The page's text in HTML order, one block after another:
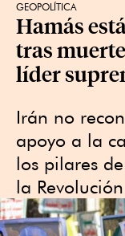
GEOPOLÍTICA
Hamás
tras
líder
Irán no
apoyo a la
los pilares
la